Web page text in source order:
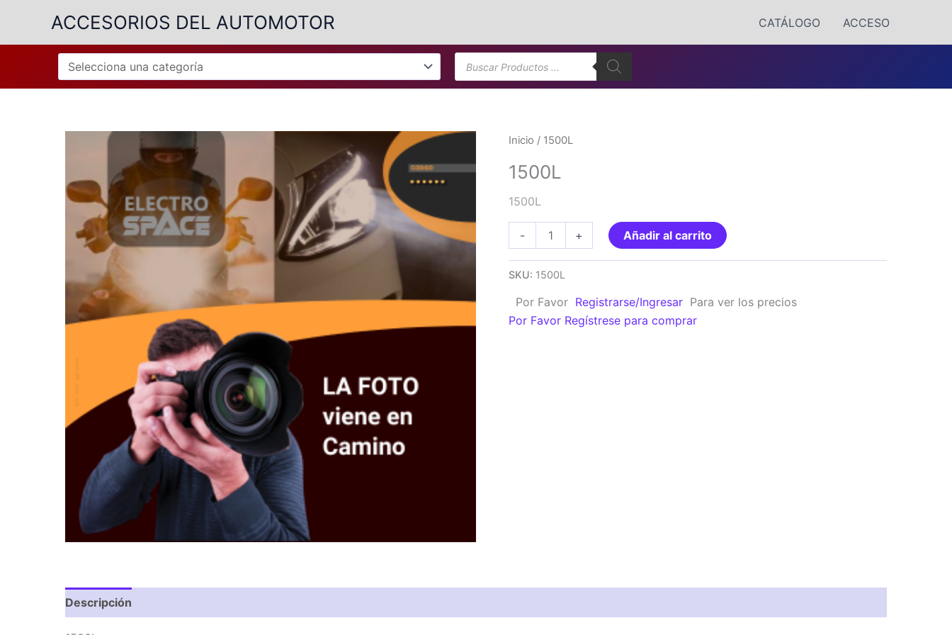
contenido
ACCESORIOS DEL AUTOMOTOR CATÁLOGO ACCESO
Búsqueda
de
productos
Inicio / 1500L
1500L
1500L
-
cantidad
+ Añadir al carrito
SKU: 1500L
Por Favor Registrarse/Ingresar Para ver los precios
Por Favor Regístrese para comprar
Descripción